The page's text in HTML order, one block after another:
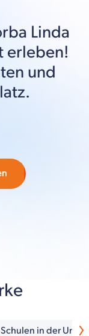
Linda
erleben!
und
Schulen in der